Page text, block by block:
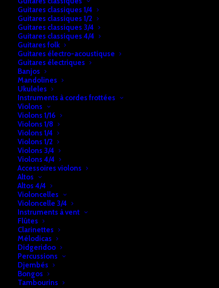
Guitares classiques 1/4
Guitares classiques 1/2
Guitares classiques 3/4
Guitares classiques 4/4
Guitares folk
Guitares électro-acoustiquse
Guitares électriques
Banjos
Mandolines
Ukuleles
Instruments à cordes frottées
Violons
Violons 1/16
Violons 1/8
Violons 1/4
Violons 1/2
Violons 3/4
Violons 4/4
Accessoires violons
Altos
Altos 4/4
Violoncelles
Violoncelle 3/4
Instruments à vent
Flûtes
Clarinettes
Mélodicas
Didgeridoo
Percussions
Djembés
Bongos
Tambourins
Piano d’occasion Yamaha fabriqué au Japon, comme neuf
équipé d’un système Silent d’origine. Il vous donnera tout
le plaisir d’un vrai piano acoustique, tant au niveau du
toucher qu’au niveau du son puisque le système
silencieux utilise l’échantillonnage d’un piano de concert.
Cet article est disponible en magasin.
UGS:
b2a74e28f7cf187-1-1
Catégories:
Pianos ,Pianos droits Silent
DESCRIPTION
INFOS
Piano Yamaha YU5 Silent
Etat: comme neuf – Garantie: 10 ans – Année: 2000
Prix: 10.290 € (Une idée du prix neuf: 21.000 €)
Fabrication: Japon
Silent d’origine Yamaha